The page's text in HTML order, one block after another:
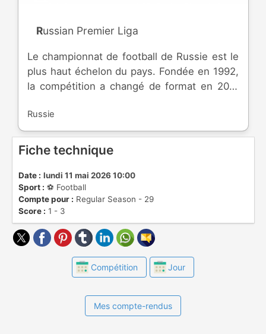
Russian Premier Liga
Le championnat de football de Russie est le
plus haut échelon du pays. Fondée en 1992,
la compétition a changé de format en 2011
championnats européens, avec une trêve de
trois mois en hiver. Les équipes participent à
la Coupe Russe et à la Super Coupe Russe,
et peuvent accéder à la Ligue des
Champions, comme la Ligue Europa.
L'équipe la plus titrée est le Spartak Moscou
avec 10 championnats.
Russie
Fiche technique
Date : lundi 11 mai 2026 10:00
Sport : ⚽️ Football
Compte pour : Regular Season - 29
Score : 1 - 3
Compétition Jour
Mes compte-rendus